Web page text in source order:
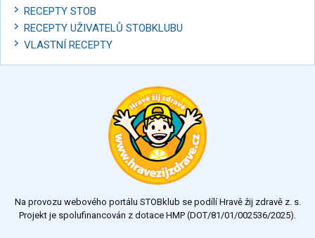
RECEPTY STOB
RECEPTY UŽIVATELŮ STOBKLUBU
VLASTNÍ RECEPTY
Na provozu webového portálu STOBklub se podílí Hravě žij zdravě z. s.
Projekt je spolufinancován z dotace HMP (DOT/81/01/002536/2025).